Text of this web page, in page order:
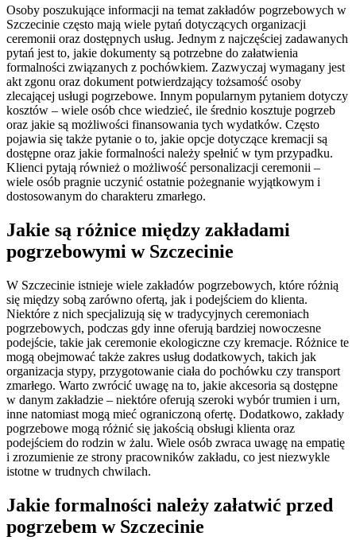
Osoby poszukujące informacji na temat zakładów pogrzebowych w
Szczecinie często mają wiele pytań dotyczących organizacji
ceremonii oraz dostępnych usług. Jednym z najczęściej zadawanych
pytań jest to, jakie dokumenty są potrzebne do załatwienia
formalności związanych z pochówkiem. Zazwyczaj wymagany jest
akt zgonu oraz dokument potwierdzający tożsamość osoby
zlecającej usługi pogrzebowe. Innym popularnym pytaniem dotyczy
kosztów – wiele osób chce wiedzieć, ile średnio kosztuje pogrzeb
oraz jakie są możliwości finansowania tych wydatków. Często
pojawia się także pytanie o to, jakie opcje dotyczące kremacji są
dostępne oraz jakie formalności należy spełnić w tym przypadku.
Klienci pytają również o możliwość personalizacji ceremonii –
wiele osób pragnie uczynić ostatnie pożegnanie wyjątkowym i
dostosowanym do charakteru zmarłego.
Jakie są różnice między zakładami
pogrzebowymi w Szczecinie
W Szczecinie istnieje wiele zakładów pogrzebowych, które różnią
się między sobą zarówno ofertą, jak i podejściem do klienta.
Niektóre z nich specjalizują się w tradycyjnych ceremoniach
pogrzebowych, podczas gdy inne oferują bardziej nowoczesne
podejście, takie jak ceremonie ekologiczne czy kremacje. Różnice te
mogą obejmować także zakres usług dodatkowych, takich jak
organizacja stypy, przygotowanie ciała do pochówku czy transport
zmarłego. Warto zwrócić uwagę na to, jakie akcesoria są dostępne
w danym zakładzie – niektóre oferują szeroki wybór trumien i urn,
inne natomiast mogą mieć ograniczoną ofertę. Dodatkowo, zakłady
pogrzebowe mogą różnić się jakością obsługi klienta oraz
podejściem do rodzin w żalu. Wiele osób zwraca uwagę na empatię
i zrozumienie ze strony pracowników zakładu, co jest niezwykle
istotne w trudnych chwilach.
Jakie formalności należy załatwić przed
pogrzebem w Szczecinie